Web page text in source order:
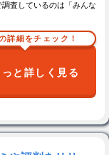
査しているのは「みんな
詳細をチェック！
っと詳しく見る